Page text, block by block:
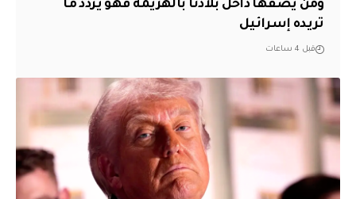
ومن يصفها داخل بلادنا بالهزيمة فهو يردد ما
تريده إسرائيل
قبل 4 ساعات